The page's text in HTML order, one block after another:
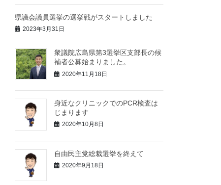
県議会議員選挙の選挙戦がスタートしました
2023年3月31日
衆議院広島県第3選挙区支部長の候
補者公募始まりました。
2020年11月18日
身近なクリニックでのPCR検査は
じまります
2020年10月8日
自由民主党総裁選挙を終えて
2020年9月18日